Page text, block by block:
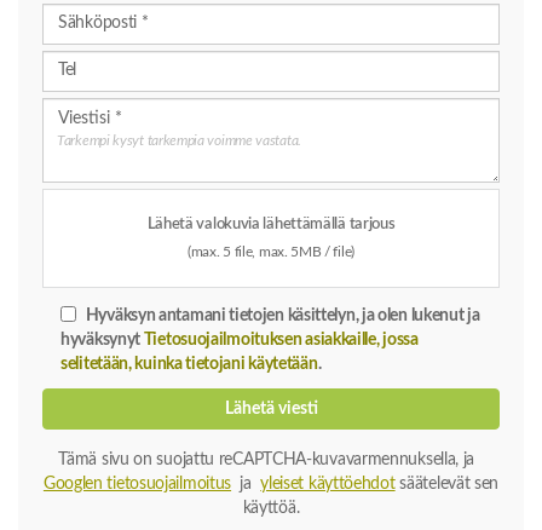
Tarkempi kysyt tarkempia voimme vastata.
Lähetä valokuvia lähettämällä tarjous
(max. 5 file, max. 5MB / file)
Hyväksyn antamani tietojen käsittelyn, ja olen lukenut ja
hyväksynyt Tietosuojailmoituksen asiakkaille, jossa
selitetään, kuinka tietojani käytetään.
Lähetä viesti
Tämä sivu on suojattu reCAPTCHA-kuvavarmennuksella, ja
Googlen tietosuojailmoitus jayleiset käyttöehdotsäätelevät sen
käyttöä.